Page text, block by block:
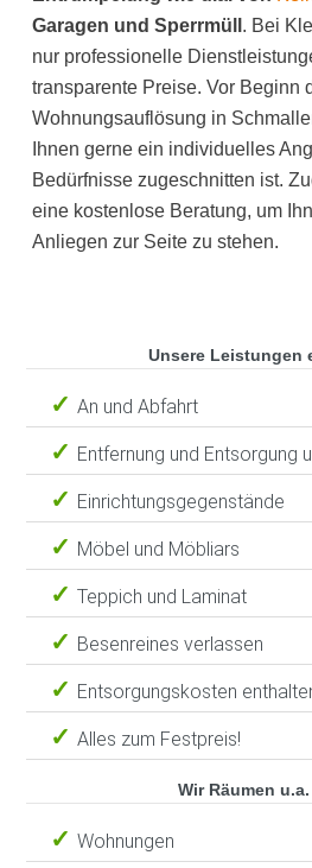
Garagen und Sperrmüll . Bei
nur professionelle
transparente Preise. Vor Beginn
Wohnungsauflösung in
Ihnen gerne ein individuelles
Bedürfnisse zugeschnitten ist.
eine kostenlose Beratung, um
Anliegen zur Seite zu stehen.
Unsere Leistungen
An und Abfahrt
Entfernung und Entsorgung
Einrichtungsgegenstände
Möbel und Möbliars
Teppich und Laminat
Besenreines verlassen
Entsorgungskosten
Alles zum Festpreis!
Wir Räumen
Wohnungen